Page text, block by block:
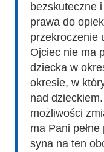
bezskuteczne
prawa do
przekroczenie
Ojciec nie ma
dziecka w
okresie, w
nad
możliwości
ma Pani
syna na ten